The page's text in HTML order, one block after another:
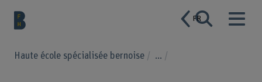
FR
Haute école spécialisée bernoise ...